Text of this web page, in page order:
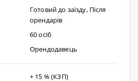
Готовий до заïзду, Після
орендарів
60 осіб
Орендодавець
+ 15 % (КЗП)